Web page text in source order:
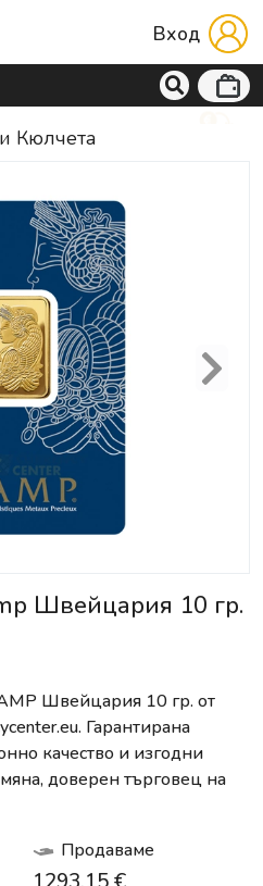
Вход
Кюлчета
Next
Швейцария 10 гр.
Швейцария 10 гр. от
Гарантирана
качество и изгодни
доверен търговец на
Продаваме